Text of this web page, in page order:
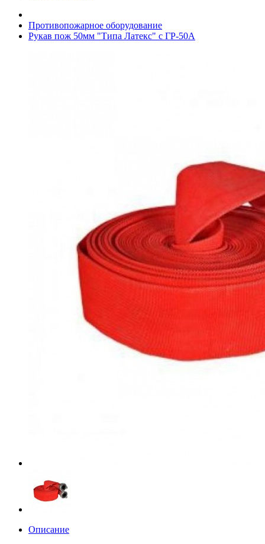
Противопожарное оборудование
Рукав пож 50мм "Типа Латекс" с ГР-50А
Описание